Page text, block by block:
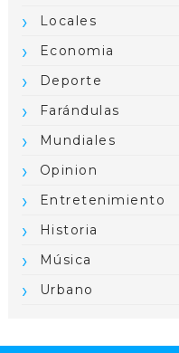
Locales
Economia
Deporte
Farándulas
Mundiales
Opinion
Entretenimiento
Historia
Música
Urbano